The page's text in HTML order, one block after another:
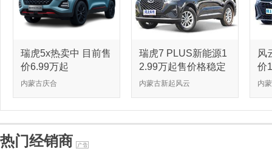
瑞虎5x热卖中 目前售
价6.99万起
内蒙古庆合
瑞虎7 PLUS新能源1
2.99万起售价格稳定
内蒙古新起风云
风
价
内
热门经销商